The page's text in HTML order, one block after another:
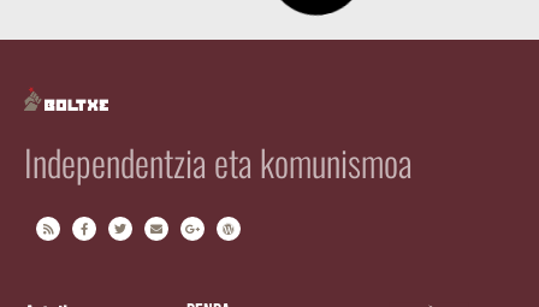
Independentzia eta komunismoa